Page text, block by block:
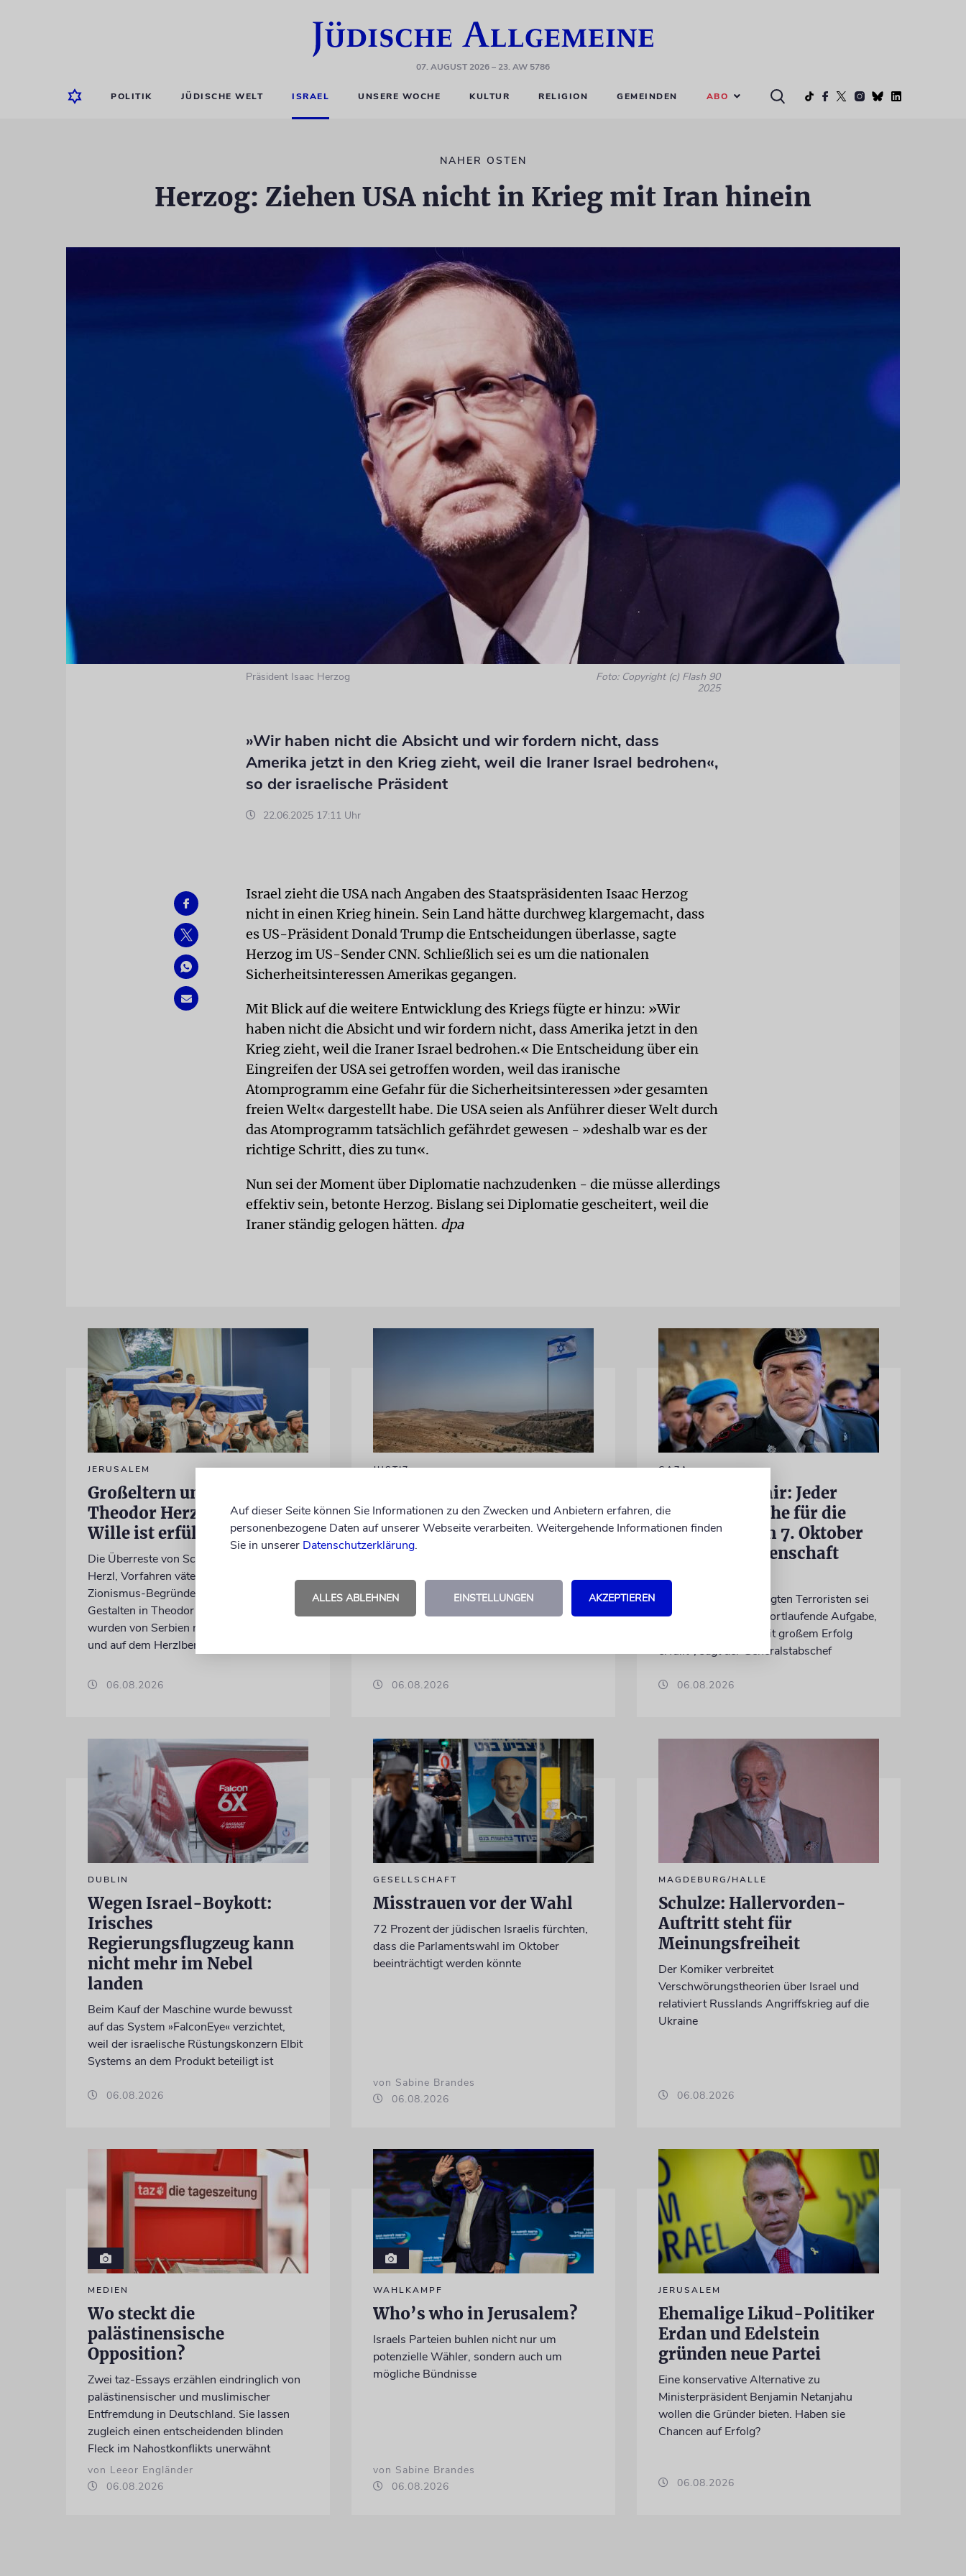
07. AUGUST 2026– 23. AW 5786
POLITIK JÜDISCHE WELT ISRAEL UNSERE WOCHE KULTUR RELIGION GEMEINDEN ABO
NAHER OSTEN
Herzog: Ziehen USA nicht in Krieg mit Iran hinein
Präsident Isaac Herzog
Foto: Copyright (c) Flash 90
2025
»Wir haben nicht die Absicht und wir fordern nicht, dass
Amerika jetzt in den Krieg zieht, weil die Iraner Israel bedrohen«,
so der israelische Präsident
22.06.2025 17:11 Uhr
Israel zieht die USA nach Angaben des Staatspräsidenten Isaac Herzog
nicht in einen Krieg hinein. Sein Land hätte durchweg klargemacht, dass
es US-Präsident Donald Trump die Entscheidungen überlasse, sagte
Herzog im US-Sender CNN. Schließlich sei es um die nationalen
Sicherheitsinteressen Amerikas gegangen.
Mit Blick auf die weitere Entwicklung des Kriegs fügte er hinzu: »Wir
haben nicht die Absicht und wir fordern nicht, dass Amerika jetzt in den
Krieg zieht, weil die Iraner Israel bedrohen.« Die Entscheidung über ein
Eingreifen der USA sei getroffen worden, weil das iranische
Atomprogramm eine Gefahr für die Sicherheitsinteressen »der gesamten
freien Welt« dargestellt habe. Die USA seien als Anführer dieser Welt durch
das Atomprogramm tatsächlich gefährdet gewesen - »deshalb war es der
richtige Schritt, dies zu tun«.
Nun sei der Moment über Diplomatie nachzudenken - die müsse allerdings
effektiv sein, betonte Herzog. Bislang sei Diplomatie gescheitert, weil die
Iraner ständig gelogen hätten. dpa
JERUSALEM
Großeltern umgebettet:
Theodor Herzls letzter
Wille ist erfüllt
Die Überreste von Schimon und Rikva
Herzl, Vorfahren väterlicherseits des
Zionismus-Begründers und prägende
Gestalten in Theodor Herzls Jugend,
wurden von Serbien nach Israel überführt
und auf dem Herzlberg beigesetzt
06.08.2026
JUSTIZ
Tötung eines
Palästinensers angeklagt
Siedlergewalt ein und war an dem Oscar-
prämierten Film »No Other Land« beteiligt.
Jetzt steht der mutmaßliche Täter vor
06.08.2026
GAZA
IDF-Chef Zamir: Jeder
Verantwortliche für die
Massaker vom 7. Oktober
wird zur Rechenschaft
Die Jagd auf die beteiligten Terroristen sei
»eine dauerhafte und fortlaufende Aufgabe,
die das Kommando mit großem Erfolg
erfüllt«, sagt der Generalstabschef
06.08.2026
DUBLIN
Wegen Israel-Boykott:
Irisches
Regierungsflugzeug kann
nicht mehr im Nebel
landen
Beim Kauf der Maschine wurde bewusst
auf das System »FalconEye« verzichtet,
weil der israelische Rüstungskonzern Elbit
Systems an dem Produkt beteiligt ist
06.08.2026
GESELLSCHAFT
Misstrauen vor der Wahl
72 Prozent der jüdischen Israelis fürchten,
dass die Parlamentswahl im Oktober
beeinträchtigt werden könnte
von Sabine Brandes
06.08.2026
MAGDEBURG/HALLE
Schulze: Hallervorden-
Auftritt steht für
Meinungsfreiheit
Der Komiker verbreitet
Verschwörungstheorien über Israel und
relativiert Russlands Angriffskrieg auf die
Ukraine
06.08.2026
MEDIEN
Wo steckt die
palästinensische
Opposition?
Zwei taz-Essays erzählen eindringlich von
palästinensischer und muslimischer
Entfremdung in Deutschland. Sie lassen
zugleich einen entscheidenden blinden
Fleck im Nahostkonflikts unerwähnt
von Leeor Engländer
06.08.2026
WAHLKAMPF
Who’s who in Jerusalem?
Israels Parteien buhlen nicht nur um
potenzielle Wähler, sondern auch um
mögliche Bündnisse
von Sabine Brandes
06.08.2026
JERUSALEM
Ehemalige Likud-Politiker
Erdan und Edelstein
gründen neue Partei
Eine konservative Alternative zu
Ministerpräsident Benjamin Netanjahu
wollen die Gründer bieten. Haben sie
Chancen auf Erfolg?
06.08.2026
Auf dieser Seite können Sie Informationen zu den Zwecken und Anbietern erfahren, die
personenbezogene Daten auf unserer Webseite verarbeiten. Weitergehende Informationen finden
Sie in unserer Datenschutzerklärung.
ALLES ABLEHNEN EINSTELLUNGEN AKZEPTIEREN